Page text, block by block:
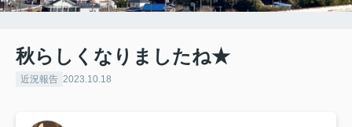
秋らしくなりましたね★
近況報告 2023.10.18